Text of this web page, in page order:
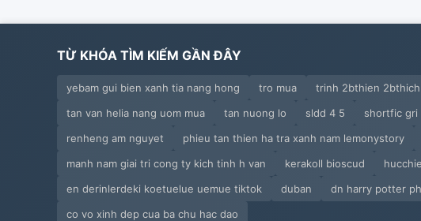
TỪ KHÓA TÌM KIẾM GẦN ĐÂY
yebam gui bien xanh tia nang hong tro mua trinh 2bthien
tan van helia nang uom mua
tan nuong lo sldd 4 5
shortfic gri
renheng am nguyet
phieu tan thien ha tra xanh nam lemonystory
manh nam giai tri cong ty kich tinh h van
kerakoll bioscud
en derinlerdeki koetuelue uemue tiktok
duban dn harry potter
co vo xinh dep cua ba chu hac dao